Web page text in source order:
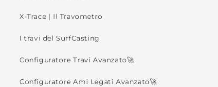
X-Trace | Il Travometro
I travi del SurfCasting
Configuratore Travi Avanzato🚀
Configuratore Ami Legati Avanzato🚀